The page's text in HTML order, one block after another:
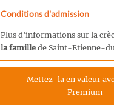
Conditions d'admission
Plus d'informations sur la
la famillede Saint-Etienne-
Mettez-la en valeur
Premium